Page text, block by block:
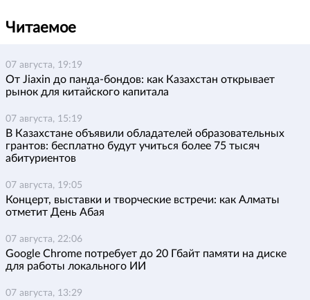
Читаемое
07 августа, 19:19
От Jiaxin до панда-бондов: как Казахстан открывает
рынок для китайского капитала
07 августа, 15:19
В Казахстане объявили обладателей образовательных
грантов: бесплатно будут учиться более 75 тысяч
абитуриентов
07 августа, 19:05
Концерт, выставки и творческие встречи: как Алматы
отметит День Абая
07 августа, 22:06
Google Chrome потребует до 20 Гбайт памяти на диске
для работы локального ИИ
07 августа, 13:29